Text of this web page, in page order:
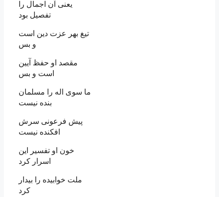
يعنى آن اجمال را
تفصيل بود
تيغ بهر عزت دين است
و بس‏
مقصد او حفظ آيين
است و بس‏
ما سوى اله را مسلمان
بنده نيست‏
پيش فرعونى سرش
افكنده نيست‏
خون او تفسير اين
اسرار كرد
ملت خوابيده را بيدار
كرد